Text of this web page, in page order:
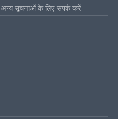
अन्य सूचनाओं के लिए संपर्क करें